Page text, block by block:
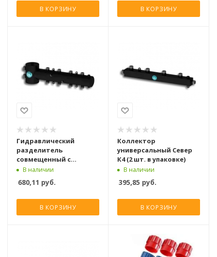
В КОРЗИНУ В КОРЗИНУ
Гидравлический
разделитель
совмещенный с
коллектором Север R-
В наличии
680,11 руб.
В КОРЗИНУ
Коллектор
универсальный Север
К4 (2 шт. в упаковке)
В наличии
395,85 руб.
В КОРЗИНУ